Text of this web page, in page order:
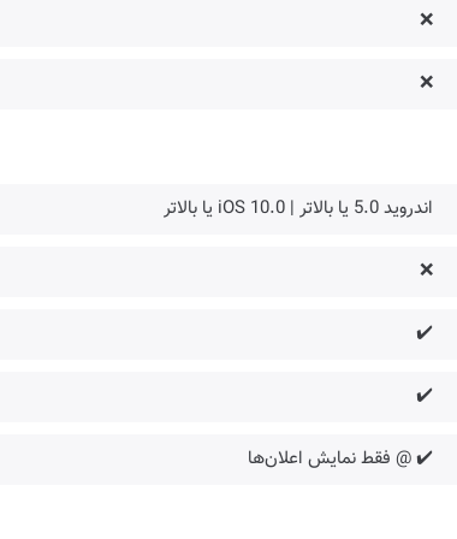
❌
❌
اندروید 5.0 یا بالاتر | iOS 10.0 یا بالاتر
❌
✔️
✔️
✔️ @ فقط نمایش اعلان‌ها